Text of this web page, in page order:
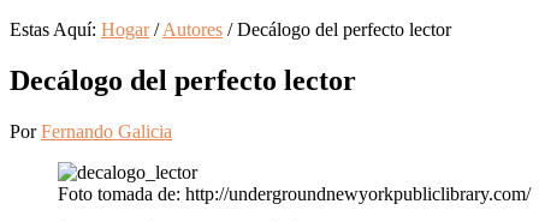
Estas Aquí: Hogar / Autores /Decálogo del perfecto lector
Decálogo del perfecto lector
PorFernando Galicia
Foto tomada de: http://undergroundnewyorkpubliclibrary.com/